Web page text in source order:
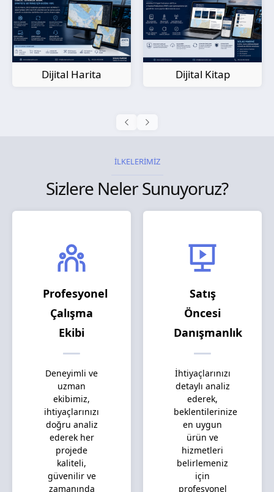
Dijital Kitap
Kağıt Harita
İLKELERİMİZ
Sizlere Neler Sunuyoruz?
Profesyonel
Çalışma
Ekibi
Deneyimli ve
uzman
ekibimiz,
ihtiyaçlarınızı
doğru analiz
ederek her
projede
kaliteli,
güvenilir ve
zamanında
Satış
Öncesi
Danışmanlık
İhtiyaçlarınızı
detaylı analiz
ederek,
beklentilerinize
en uygun
ürün ve
hizmetleri
belirlemeniz
için
profesyonel